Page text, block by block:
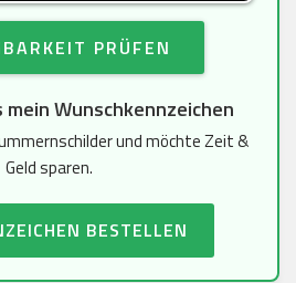
PRÜFEN
Wunschkennzeichen
und möchte Zeit &
Geld sparen.
BESTELLEN